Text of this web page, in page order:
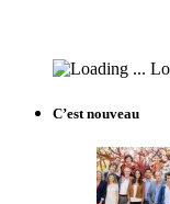
C’est nouveau